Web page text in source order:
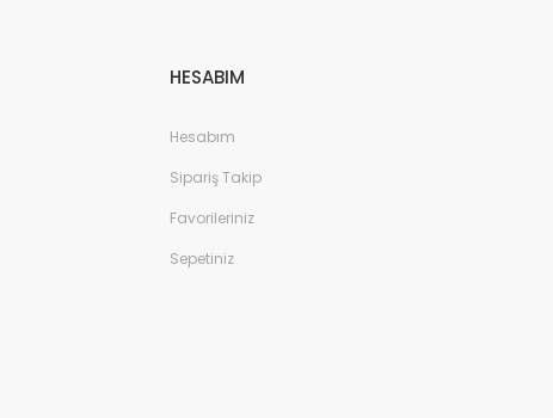
HESABIM
Hesabım
Sipariş Takip
Favorileriniz
Sepetiniz